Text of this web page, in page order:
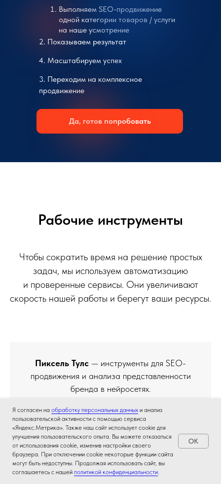
Да, готов попробовать
4. Масштабируем успех
3. Переходим на комплексное
продвижение
Выполняем SEO-продвижение
одной категории товаров / услуги
на наше усмотрение
2. Показываем результат
Рабочие инструменты
Чтобы сократить время на решение простых
задач, мы используем автоматизацию
и проверенные сервисы. Они увеличивают
скорость нашей работы и берегут ваши ресурсы.
Пиксель Тулс — инструменты для SEO-
продвижения и анализа представленности
бренда в нейросетях.
Я согласен на обработку персональных данных и анализ
пользовательской активности с помощью сервиса
«Яндекс.Метрика». Также наш сайт использует cookie для
улучшения пользовательского опыта. Вы можете отказаться
от использования cookie, изменив настройки своего
браузера. При отключении cookie некоторые функции сайта
могут быть недоступны. Продолжая использовать сайт, вы
соглашаетесь с нашей политикой конфиденциальности.
OK